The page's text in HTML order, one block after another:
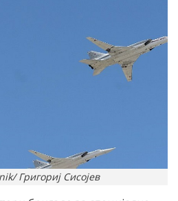
Григориј Сисојев